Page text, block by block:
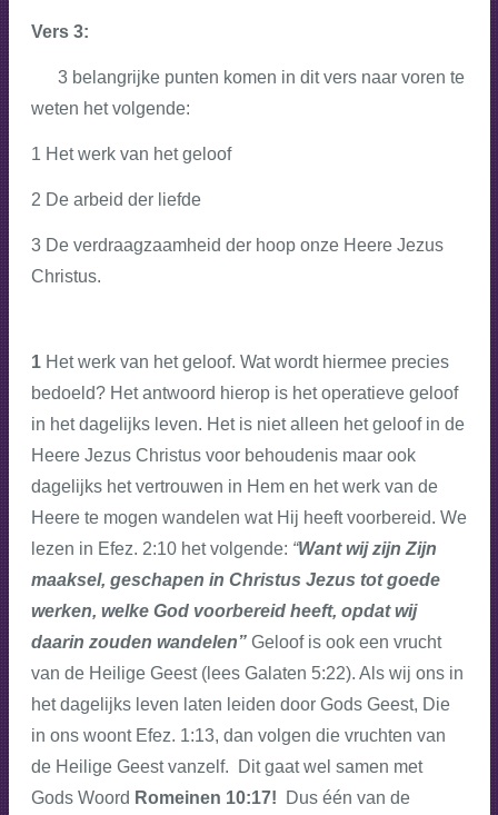
Vers 3:
3 belangrijke punten komen in dit vers naar voren te
weten het volgende:
1 Het werk van het geloof
2 De arbeid der liefde
3 De verdraagzaamheid der hoop onze Heere Jezus
Christus.
1 Het werk van het geloof. Wat wordt hiermee precies
bedoeld? Het antwoord hierop is het operatieve geloof
in het dagelijks leven. Het is niet alleen het geloof in de
Heere Jezus Christus voor behoudenis maar ook
dagelijks het vertrouwen in Hem en het werk van de
Heere te mogen wandelen wat Hij heeft voorbereid. We
lezen in Efez. 2:10 het volgende: “Want wij zijn Zijn
maaksel, geschapen in Christus Jezus tot goede
werken, welke God voorbereid heeft, opdat wij
daarin zouden wandelen”Geloof is ook een vrucht
van de Heilige Geest (lees Galaten 5:22). Als wij ons in
het dagelijks leven laten leiden door Gods Geest, Die
in ons woont Efez. 1:13, dan volgen die vruchten van
de Heilige Geest vanzelf. Dit gaat wel samen met
Gods Woord Romeinen 10:17!
Dus één van de